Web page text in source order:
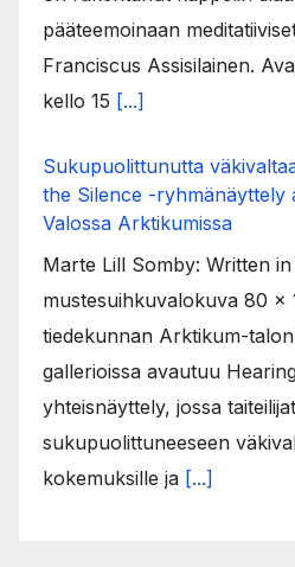
pääteemoinaan
Franciscus Assisilainen.
kello 15 [...]
Sukupuolittunutta
the Silence -ryhmänäyttely
Valossa Arktikumissa
Marte Lill Somby: Written
mustesuihkuvalokuva 80 x
tiedekunnan Arktikum-
gallerioissa avautuu
yhteisnäyttely, jossa
sukupuolittuneeseen
kokemuksille ja [...]